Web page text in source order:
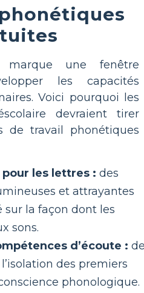
marque une fenêtre
les capacités
Voici pourquoi les
devraient tirer
de travail phonétiques
les lettres : des
et attrayantes
la façon dont les
sons.
d’écoute :
des premiers
phonologique.